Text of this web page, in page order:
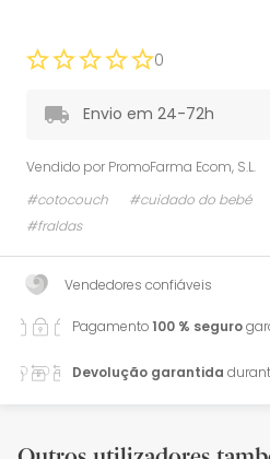
0
Envio em 24-72h
Vendido por PromoFarma Ecom, S.L.
#cotocouch
#cuidado do bebé
#fraldas
Vendedores confiáveis
Pagamento100 % seguro
Devolução garantida